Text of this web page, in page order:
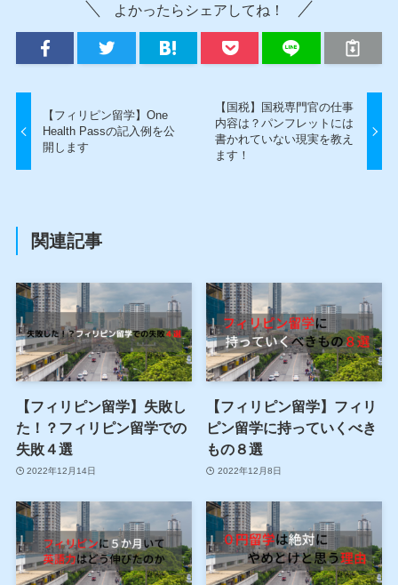
よかったらシェアしてね！
【フィリピン留学】One
Health Passの記入例を公
開します
【国税】国税専門官の仕事
内容は？パンフレットには
書かれていない現実を教え
ます！
関連記事
【フィリピン留学】失敗し
た！？フィリピン留学での
失敗４選
2022年12月14日
【フィリピン留学】フィリ
ピン留学に持っていくべき
もの８選
2022年12月8日